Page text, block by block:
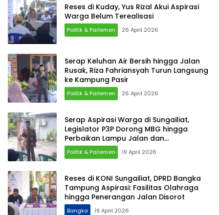
Reses di Kuday, Yus Rizal Akui Aspirasi
Warga Belum Terealisasi
Politik & Parlemen 26 April 2026
Serap Keluhan Air Bersih hingga Jalan
Rusak, Riza Fahriansyah Turun Langsung
ke Kampung Pasir
Politik & Parlemen 26 April 2026
Serap Aspirasi Warga di Sungailiat,
Legislator P3P Dorong MBG hingga
Perbaikan Lampu Jalan dan
Infrastruktur
Politik & Parlemen 19 April 2026
Reses di KONI Sungailiat, DPRD Bangka
Tampung Aspirasi: Fasilitas Olahraga
hingga Penerangan Jalan Disorot
Bangka 19 April 2026